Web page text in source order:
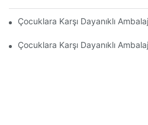
Çocuklara Karşı Dayanıklı
Çocuklara Karşı Dayanıklı